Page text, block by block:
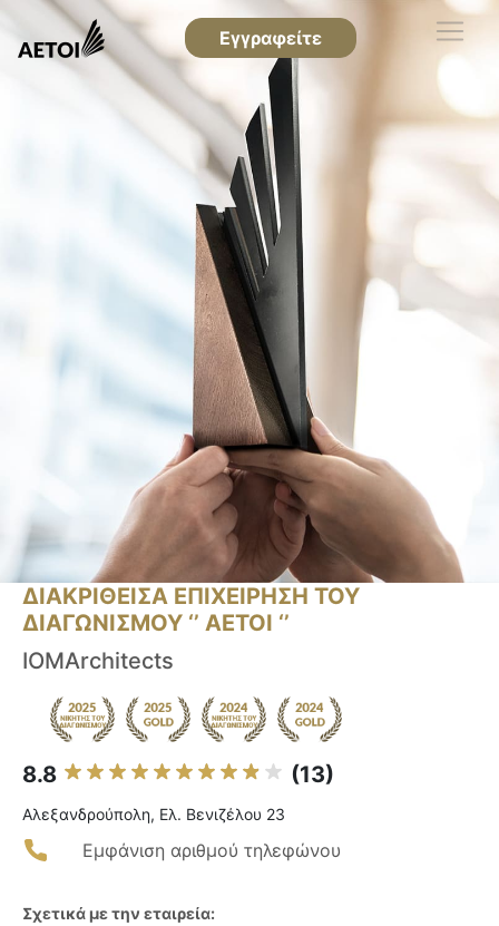
Εγγραφείτε
ΔΙΑΚΡΙΘΕΙΣΑ ΕΠΙΧΕΙΡΗΣΗ ΤΟΥ
ΔΙΑΓΩΝΙΣΜΟΥ ‘’ ΑΕΤΟΙ ‘’
IOMArchitects
8.8 (13)
Αλεξανδρούπολη, Ελ. Βενιζέλου 23
Εμφάνιση αριθμού τηλεφώνου
Σχετικά με την εταιρεία: